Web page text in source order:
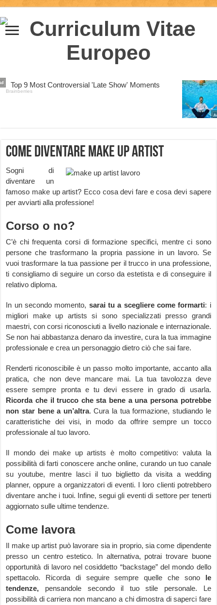
Come diventare Make Up Artist
Sogni di
diventare un
famoso make up artist? Ecco cosa devi fare e cosa devi sapere
per avviarti alla professione!
Corso o no?
C’è chi frequenta corsi di formazione specifici, mentre ci sono
persone che trasformano la propria passione in un lavoro. Se
vuoi trasformare la tua passione per il trucco in una professione,
ti consigliamo di seguire un corso da estetista e di conseguire il
relativo diploma.
In un secondo momento, sarai tu a scegliere come formarti: i
migliori make up artists si sono specializzati presso grandi
maestri, con corsi riconosciuti a livello nazionale e internazionale.
Se non hai abbastanza denaro da investire, cura la tua immagine
professionale e crea un personaggio dietro ciò che sai fare.
Renderti riconoscibile è un passo molto importante, accanto alla
pratica, che non deve mancare mai. La tua tavolozza deve
essere sempre pronta e tu devi essere in grado di usarla.
Ricorda che il trucco che sta bene a una persona potrebbe
non star bene a un’altra. Cura la tua formazione, studiando le
caratteristiche dei visi, in modo da offrire sempre un tocco
professionale al tuo lavoro.
Il mondo dei make up artists è molto competitivo: valuta la
possibilità di farti conoscere anche online, curando un tuo canale
su youtube, mentre lasci il tuo biglietto da visita a wedding
planner, oppure a organizzatori di eventi. I loro clienti potrebbero
diventare anche i tuoi. Infine, segui gli eventi di settore per tenerti
aggiornato sulle ultime tendenze.
Come lavora
Il make up artist può lavorare sia in proprio, sia come dipendente
presso un centro estetico. In alternativa, potrai trovare buone
opportunità di lavoro nel cosiddetto “backstage” del mondo dello
spettacolo. Ricorda di seguire sempre quelle che sonole
tendenze, pensandole secondo il tuo stile personale. Le
possibilità di carriera non mancano a chi dimostra di saperci fare